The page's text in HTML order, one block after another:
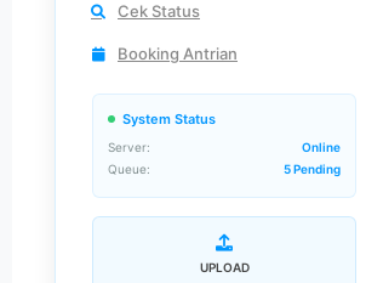
Cek Status
Booking Antrian
System Status
Server:
Online
Queue:
5 Pending
UPLOAD